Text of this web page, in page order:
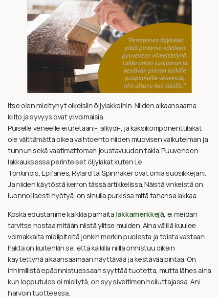
Itse olen mieltynyt oikeisiin öljylakkoihin. Niiden aikaansaama
kiilto ja syvyys ovat ylivoimaisia.
Puiselle veneelle ei uretaani-, alkydi-, ja kaksikomponenttilakat
ole välttämättä oikea vaihtoehto niiden muovisen vaikutelman ja
tunnun sekä vaatimattoman joustavuuden takia. Puuveneen
lakkauksessa perinteiset öljylakat kuten Le
Tonkinois, Epifanes, Rylard tai Spinnaker ovat omia suosikkejani.
Ja niiden käytöstä kerron tässä artikkelissa. Näistä vinkeistä on
luonnollisesti hyötyä, on sinulla purkissa mitä tahansa lakkaa.
Koska edustamme kaikkia parhaita lakkamerkkejä , ei meidän
tarvitse nostaa mitään niistä ylitse muiden. Aina välillä kuulee
voimakkaita mielipiteitä jonkin merkin puolesta ja toista vastaan.
Fakta on kuitenkin se, että kaikilla niillä onnistuu oikein
käytettynä aikaansaamaan näyttävää ja kestävää pintaa. On
inhimillistä epäonnistuessaan syyttää tuotetta, mutta lähes aina
kun lopputulos ei miellytä, on syy siveltimen heiluttajassa. Ani
harvoin tuotteessa.